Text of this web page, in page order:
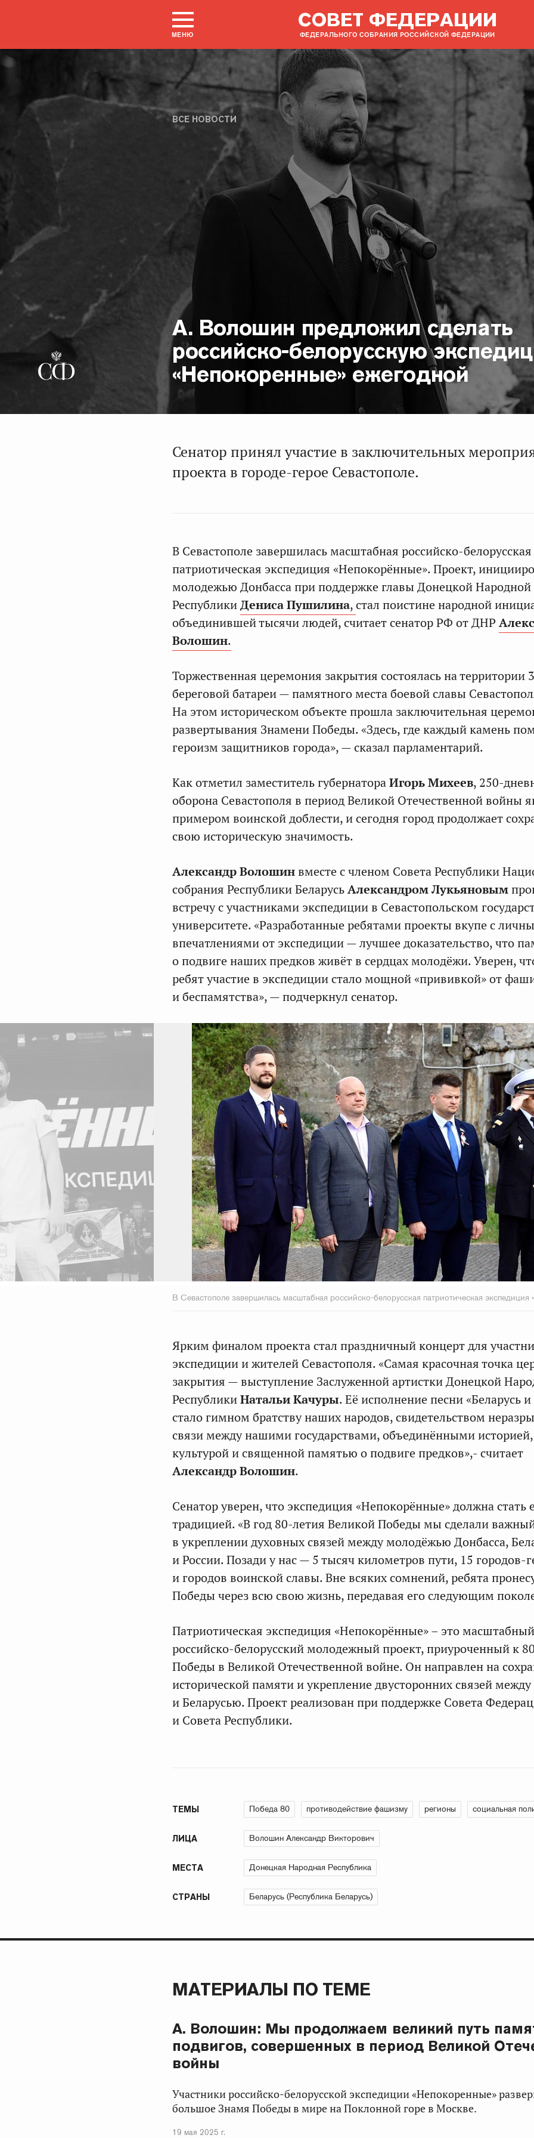
МЕНЮ
СОВЕТ ФЕДЕРАЦИИ
ФЕДЕРАЛЬНОГО СОБРАНИЯ РОССИЙСКОЙ ФЕДЕРАЦИИ
ВСЕ НОВОСТИ
А. Волошин предложил сделать
российско-белорусскую
«Непокоренные» ежегодной
Сенатор принял участие в заключительных
проекта в городе-герое Севастополе.
В Севастополе завершилась масштабная российско-белорусская
патриотическая экспедиция «Непокорённые». Проект,
молодежью Донбасса при поддержке главы Донецкой Народной
РеспубликиДениса Пушилина,стал поистине народной
объединившей тысячи людей, считает сенатор РФ от ДНР
Волошин.
Торжественная церемония закрытия состоялась на территории
береговой батареи — памятного места боевой славы
На этом историческом объекте прошла заключительная
развертывания Знамени Победы. «Здесь, где каждый камень
героизм защитников города», — сказал парламентарий.
Как отметил заместитель губернатораИгорь Михеев, 250-
оборона Севастополя в период Великой Отечественной войны
примером воинской доблести, и сегодня город продолжает
свою историческую значимость.
Александр Волошинвместе с членом Совета Республики
собрания Республики БеларусьАлександром Лукьяновым
встречу с участниками экспедиции в Севастопольском
университете. «Разработанные ребятами проекты вкупе с
впечатлениями от экспедиции — лучшее доказательство, что
о подвиге наших предков живёт в сердцах молодёжи. Уверен,
ребят участие в экспедиции стало мощной «прививкой» от
и беспамятства», — подчеркнул сенатор.
В Севастополе завершилась масштабная российско-белорусская патриотическая экспедиция
Ярким финалом проекта стал праздничный концерт для
экспедиции и жителей Севастополя. «Самая красочная точка
закрытия — выступление Заслуженной артистки Донецкой
РеспубликиНатальи Качуры. Её исполнение песни «Беларусь и
стало гимном братству наших народов, свидетельством
связи между нашими государствами, объединёнными историей,
культурой и священной памятью о подвиге предков»,- считает
Александр Волошин.
Сенатор уверен, что экспедиция «Непокорённые» должна стать
традицией. «В год 80-летия Великой Победы мы сделали
в укреплении духовных связей между молодёжью Донбасса,
и России. Позади у нас — 5 тысяч километров пути, 15 городов-
и городов воинской славы. Вне всяких сомнений, ребята
Победы через всю свою жизнь, передавая его следующим
Патриотическая экспедиция «Непокорённые» – это масштабный
российско-белорусский молодежный проект, приуроченный к
Победы в Великой Отечественной войне. Он направлен на
исторической памяти и укрепление двусторонних связей между
и Беларусью. Проект реализован при поддержке Совета
и Совета Республики.
ТЕМЫ Победа 80 противодействие фашизму регионы социальная
ЛИЦА Волошин Александр Викторович
МЕСТА Донецкая Народная Республика
СТРАНЫ Беларусь (Республика Беларусь)
МАТЕРИАЛЫ ПО ТЕМЕ
А. Волошин: Мы продолжаем великий путь
подвигов, совершенных в период Великой
войны
Участники российско-белорусской экспедиции «Непокоренные»
большое Знамя Победы в мире на Поклонной горе в Москве.
19 мая 2025 г.